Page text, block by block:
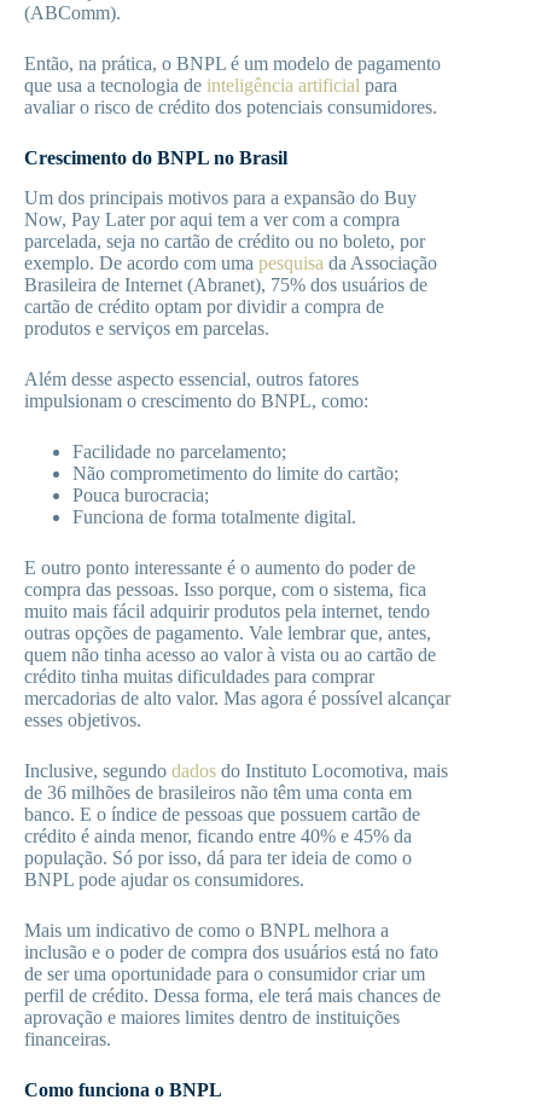
(ABComm).
Então, na prática, o BNPL é um modelo de pagamento
que usa a tecnologia de inteligência artificial para
avaliar o risco de crédito dos potenciais consumidores.
Crescimento do BNPL no Brasil
Um dos principais motivos para a expansão do Buy
Now, Pay Later por aqui tem a ver com a compra
parcelada, seja no cartão de crédito ou no boleto, por
exemplo. De acordo com uma pesquisa da Associação
Brasileira de Internet (Abranet), 75% dos usuários de
cartão de crédito optam por dividir a compra de
produtos e serviços em parcelas.
Além desse aspecto essencial, outros fatores
impulsionam o crescimento do BNPL, como:
Facilidade no parcelamento;
Não comprometimento do limite do cartão;
Pouca burocracia;
Funciona de forma totalmente digital.
E outro ponto interessante é o aumento do poder de
compra das pessoas. Isso porque, com o sistema, fica
muito mais fácil adquirir produtos pela internet, tendo
outras opções de pagamento. Vale lembrar que, antes,
quem não tinha acesso ao valor à vista ou ao cartão de
crédito tinha muitas dificuldades para comprar
mercadorias de alto valor. Mas agora é possível alcançar
esses objetivos.
Inclusive, segundo dados do Instituto Locomotiva, mais
de 36 milhões de brasileiros não têm uma conta em
banco. E o índice de pessoas que possuem cartão de
crédito é ainda menor, ficando entre 40% e 45% da
população. Só por isso, dá para ter ideia de como o
BNPL pode ajudar os consumidores.
Mais um indicativo de como o BNPL melhora a
inclusão e o poder de compra dos usuários está no fato
de ser uma oportunidade para o consumidor criar um
perfil de crédito. Dessa forma, ele terá mais chances de
aprovação e maiores limites dentro de instituições
financeiras.
Como funciona o BNPL